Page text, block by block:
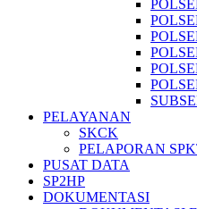
PELAYANAN
SKCK
PELAPORAN
PUSAT DATA
SP2HP
DOKUMENTASI